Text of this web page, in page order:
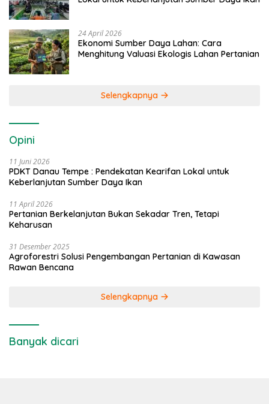
24 April 2026
Ekonomi Sumber Daya Lahan: Cara
Menghitung Valuasi Ekologis Lahan Pertanian
Selengkapnya
Opini
11 Juni 2026
PDKT Danau Tempe : Pendekatan Kearifan Lokal untuk
Keberlanjutan Sumber Daya Ikan
11 April 2026
Pertanian Berkelanjutan Bukan Sekadar Tren, Tetapi
Keharusan
31 Desember 2025
Agroforestri Solusi Pengembangan Pertanian di Kawasan
Rawan Bencana
Selengkapnya
Banyak dicari